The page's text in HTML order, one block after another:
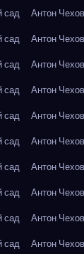
сад
Антон
сад
Антон
сад
Антон
сад
Антон
сад
Антон
сад
Антон
сад
Антон
сад
Антон
сад
Антон
сад
Антон